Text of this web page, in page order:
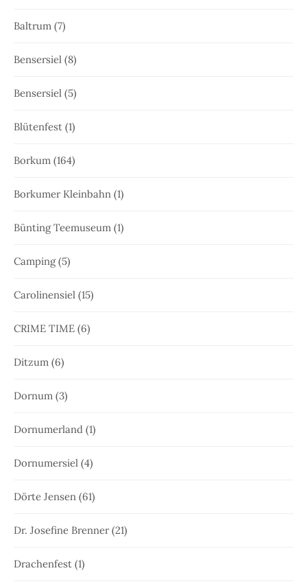
Baltrum (7)
Bensersiel (8)
Bensersiel (5)
Blütenfest (1)
Borkum (164)
Borkumer Kleinbahn (1)
Bünting Teemuseum (1)
Camping(5)
Carolinensiel (15)
CRIME TIME (6)
Ditzum (6)
Dornum (3)
Dornumerland (1)
Dornumersiel (4)
Dörte Jensen (61)
Dr. Josefine Brenner(21)
Drachenfest (1)